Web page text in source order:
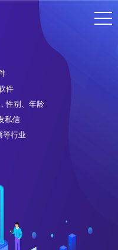
件
性别、年龄
私信
等行业